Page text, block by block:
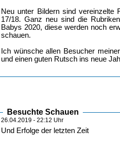
Neu unter Bildern sind vereinzelte
17/18. Ganz neu sind die
Babys 2020, diese werden noch
schauen.
Ich wünsche allen Besucher
und einen guten Rutsch ins neue
Besuchte Schauen
26.04.2019 - 22:12 Uhr
Und Erfolge der letzten Zeit